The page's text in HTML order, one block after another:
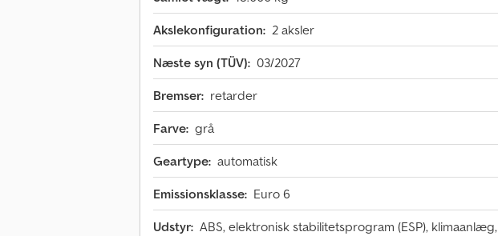
Akslekonfiguration: 2 aksler
Næste syn (TÜV): 03/2027
Bremser: retarder
Farve: grå
Geartype: automatisk
Emissionsklasse: Euro 6
Udstyr: ABS, elektronisk stabilitetsprogram (ESP), klimaanlæg,